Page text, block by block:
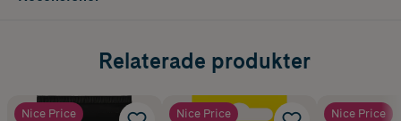
Relaterade produkter
Nice Price Nice Price Nice Price